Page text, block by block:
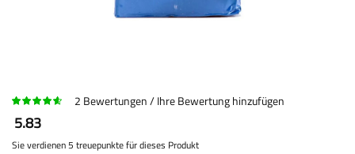
2 Bewertungen Ihre Bewertung hinzufügen
5.83
Sie verdienen 5 treuepunkte für dieses Produkt